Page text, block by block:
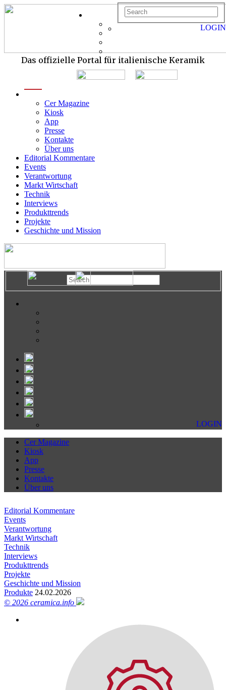
Das offizielle Portal für italienische Keramik
Cer Magazine
Kiosk
App
Presse
Kontakte
Über uns
Editorial Kommentare
Events
Verantwortung
Markt Wirtschaft
Technik
Interviews
Produkttrends
Projekte
Geschichte und Mission
LOGIN
LOGIN
Cer Magazine
Kiosk
App
Presse
Kontakte
Über uns
Editorial Kommentare
Events
Verantwortung
Markt Wirtschaft
Technik
Interviews
Produkttrends
Projekte
Geschichte und Mission
Produkte 24.02.2026
© 2026 ceramica.info